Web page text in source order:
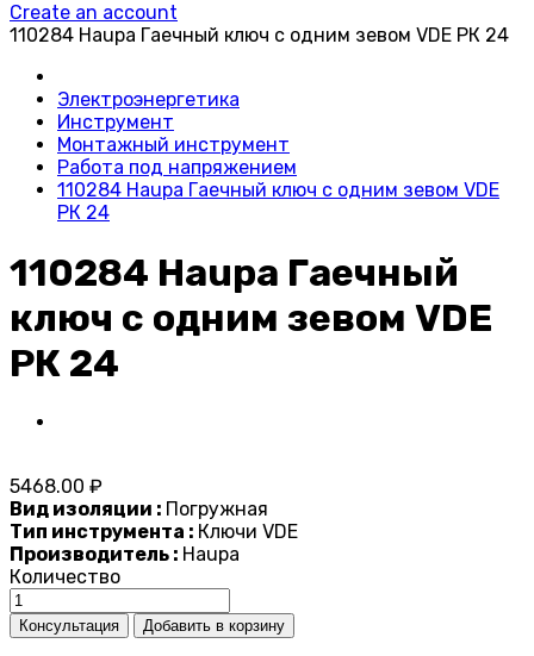
Create an account
110284 Haupa Гаечный ключ с одним зевом VDE РК 24
Электроэнергетика
Инструмент
Монтажный инструмент
Работа под напряжением
110284 Haupa Гаечный ключ с одним зевом VDE
РК 24
110284 Haupa Гаечный
ключ с одним зевом VDE
РК 24
5468.00 ₽
Вид изоляции : Погружная
Тип инструмента : Ключи VDE
Производитель : Haupa
Количество